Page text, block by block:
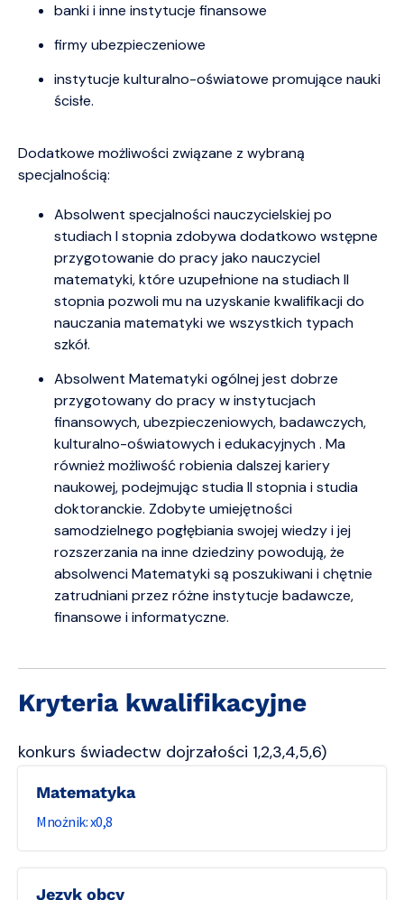
banki i inne instytucje finansowe
firmy ubezpieczeniowe
instytucje kulturalno-oświatowe promujące nauki
ścisłe.
Dodatkowe możliwości związane z wybraną
specjalnością:
Absolwent specjalności nauczycielskiej po
studiach I stopnia zdobywa dodatkowo wstępne
przygotowanie do pracy jako nauczyciel
matematyki, które uzupełnione na studiach II
stopnia pozwoli mu na uzyskanie kwalifikacji do
nauczania matematyki we wszystkich typach
szkół.
Absolwent Matematyki ogólnej jest dobrze
przygotowany do pracy w instytucjach
finansowych, ubezpieczeniowych, badawczych,
kulturalno-oświatowych i edukacyjnych . Ma
również możliwość robienia dalszej kariery
naukowej, podejmując studia II stopnia i studia
doktoranckie. Zdobyte umiejętności
samodzielnego pogłębiania swojej wiedzy i jej
rozszerzania na inne dziedziny powodują, że
absolwenci Matematyki są poszukiwani i chętnie
zatrudniani przez różne instytucje badawcze,
finansowe i informatyczne.
Kryteria kwalifikacyjne
konkurs świadectw dojrzałości 1,2,3,4,5,6)
matematyka
0,8
język obcy